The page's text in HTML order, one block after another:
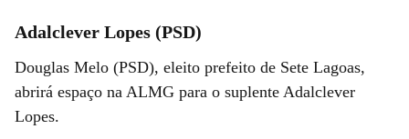
Adalclever Lopes (PSD)
Douglas Melo (PSD), eleito prefeito de Sete Lagoas,
abrirá espaço na ALMG para o suplente Adalclever
Lopes.